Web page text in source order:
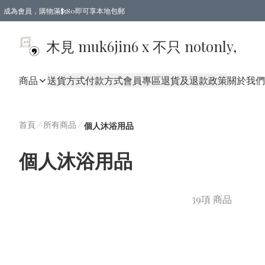
成為會員，購物滿$580即可享本地包郵
木見 muk6jin6 x 不只 notonly,
商品 送貨方式付款方式會員專區退貨及退款政策關於我們
首頁/ 所有商品 /個人沐浴用品
個人沐浴用品
39項 商品